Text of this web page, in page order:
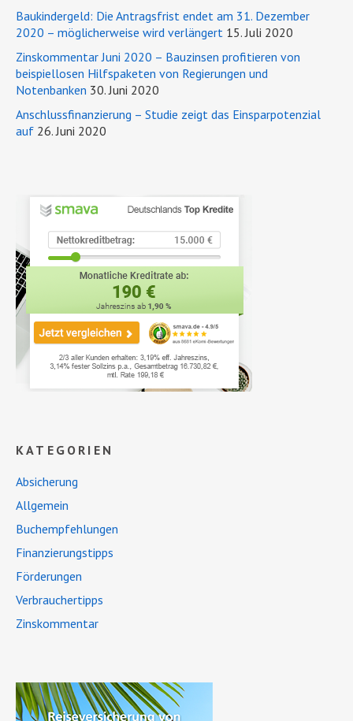
Baukindergeld: Die Antragsfrist endet am 31. Dezember
2020 – möglicherweise wird verlängert 15. Juli 2020
Zinskommentar Juni 2020 – Bauzinsen profitieren von
beispiellosen Hilfspaketen von Regierungen und
Notenbanken 30. Juni 2020
Anschlussfinanzierung – Studie zeigt das Einsparpotenzial
auf 26. Juni 2020
KATEGORIEN
Absicherung
Allgemein
Buchempfehlungen
Finanzierungstipps
Förderungen
Verbrauchertipps
Zinskommentar